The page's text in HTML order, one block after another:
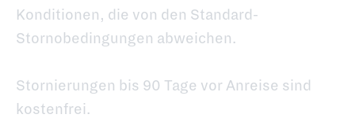
Konditionen, die von den Standard-
Stornobedingungen abweichen.
Stornierungen bis 90 Tage vor Anreise sind
kostenfrei.